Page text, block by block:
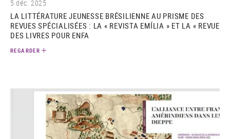
5 déc. 2025
LA LITTÉRATURE JEUNESSE BRÉSILIENNE AU PRISME DES
REVUES SPÉCIALISÉES : LA « REVISTA EMÍLIA » ET LA « REVUE
DES LIVRES POUR ENFA
REGARDER